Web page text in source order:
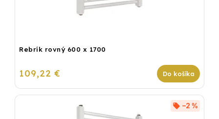
Rebrík rovný 600 x 1700
109,22 € Do košíka
–2 %